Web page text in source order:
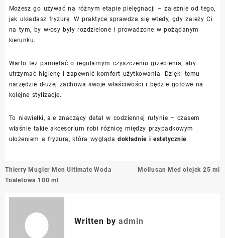
Możesz go używać na różnym etapie pielęgnacji – zależnie od tego,
jak układasz fryzurę. W praktyce sprawdza się wtedy, gdy zależy Ci
na tym, by włosy były rozdzielone i prowadzone w pożądanym
kierunku.
Warto też pamiętać o regularnym czyszczeniu grzebienia, aby
utrzymać higienę i zapewnić komfort użytkowania. Dzięki temu
narzędzie dłużej zachowa swoje właściwości i będzie gotowe na
kolejne stylizacje.
To niewielki, ale znaczący detal w codziennej rutynie – czasem
właśnie takie akcesorium robi różnicę między przypadkowym
ułożeniem a fryzurą, która wyglądadokładnie i estetycznie.
Nawigacja
wpisu
Thierry Mugler Men Ultimate Woda
Toaletowa 100 ml
Mollusan Med olejek 25 ml
Written by admin